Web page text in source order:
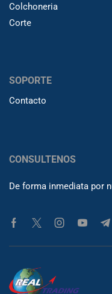
Colchoneria
Corte
SOPORTE
Contacto
CONSULTENOS
De forma inmediata por